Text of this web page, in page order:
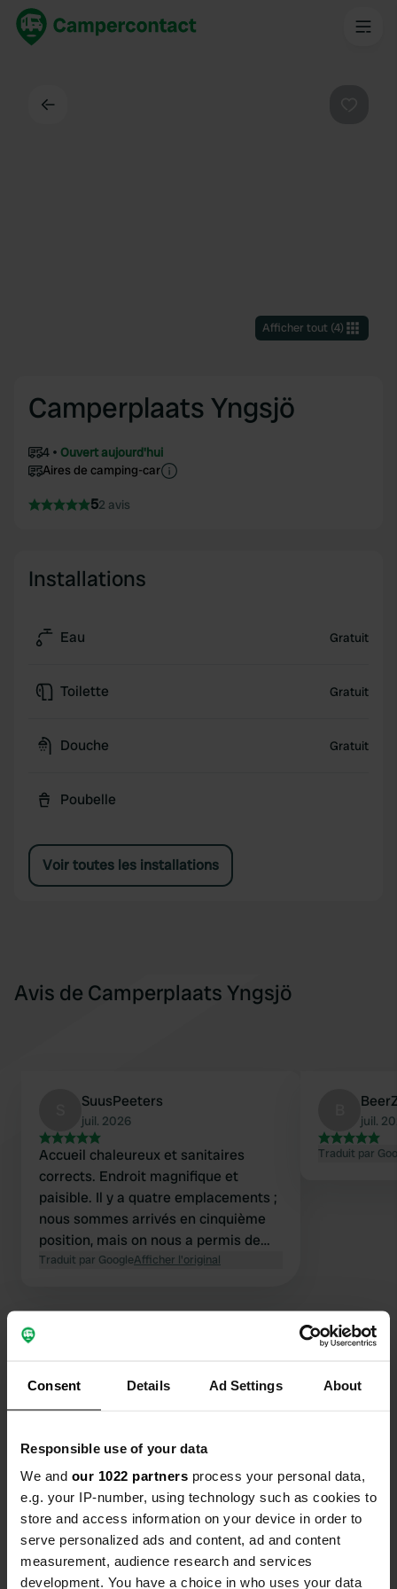
Consent Details Ad Settings About
Responsible use of your data
We and our 1022 partners process your personal data,
e.g. your IP-number, using technology such as cookies to
store and access information on your device in order to
serve personalized ads and content, ad and content
measurement, audience research and services
development. You have a choice in who uses your data
Afficher tout(4)
Camperplaats Yngsjö
4
Ouvert aujourd'hui
Aires de camping-car
52 avis
Installations
Eau Gratuit
Toilette Gratuit
Douche Gratuit
Poubelle
Voir toutes les installations
Avis de Camperplaats Yngsjö
SuusPeeters
juil. 2026
Accueil chaleureux et sanitaires
corrects. Endroit magnifique et
paisible. Il y a quatre emplacements ;
nous sommes arrivés en cinquième
position, mais on nous a permis de
choisir le nôtre sur le terrain.
Traduit par GoogleAfficher l'original
juil.
Traduit par
Contact
Emplacement
296 92, Kristianstads kommun, Suède
Coordonnées
55° 52' 28" N 14° 13' 18" E
55.87445 14.22154